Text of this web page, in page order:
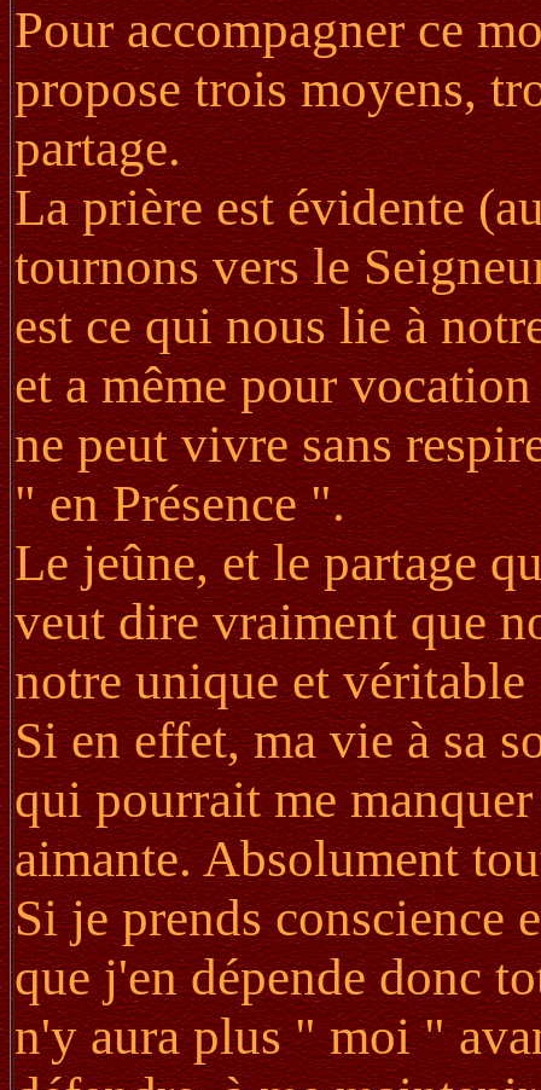
Pour accompagner ce
propose trois moyens,
partage.
La prière est évidente
tournons vers le
est ce qui nous lie à
et a même pour
ne peut vivre sans
" en Présence ".
Le jeûne, et le partage
veut dire vraiment que
notre unique et véritable
Si en effet, ma vie à sa
qui pourrait me
aimante. Absolument
Si je prends conscience
que j'en dépende donc
n'y aura plus " moi "